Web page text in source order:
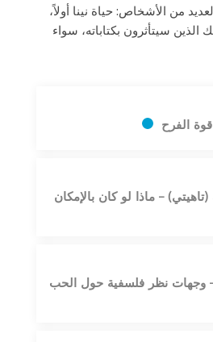
من الأشخاص: حياة نينا أولاً،
الذين سيتأثرون بكتاباته، سواء
الفرح
– ماذا لو كان بالإمكان